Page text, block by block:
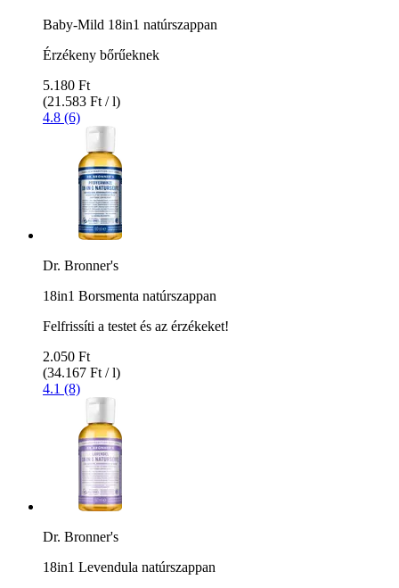
Baby-Mild 18in1 natúrszappan
Érzékeny bőrűeknek
5.180 Ft
(21.583 Ft / l)
4.8 (6)
Dr. Bronner's
18in1 Borsmenta natúrszappan
Felfrissíti a testet és az érzékeket!
2.050 Ft
(34.167 Ft / l)
4.1 (8)
Dr. Bronner's
18in1 Levendula natúrszappan